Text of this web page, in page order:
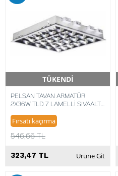
TÜKENDİ
Hızlı Teslimat
PELSAN TAVAN ARMATÜR
2X36W TLD 7 LAMELLİ SIVAALTI
Fırsatı kaçırma
546,66 TL
323,47 TL Ürüne Git